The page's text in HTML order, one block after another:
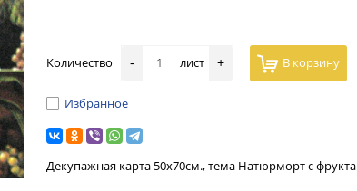
Количество - лист + В корзину
Избранное
Декупажная карта 50х70см., тема Натюрморт с